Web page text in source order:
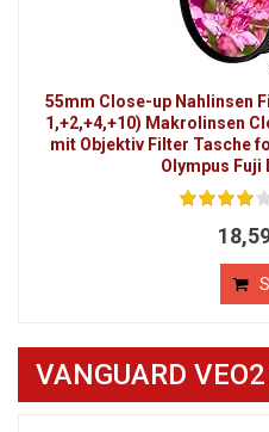
55mm Close-up Nahlinsen
1,+2,+4,+10) Makrolinsen
mit Objektiv Filter Tasche
Olympus Fuji
VANGUARD